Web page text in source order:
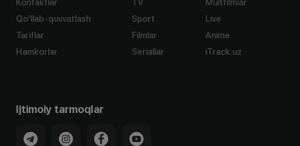
Kontaktlar
Qo'llab-quvvatlash
Tariflar
Hamkorlar
TV
Sport
Filmlar
Seriallar
Multfilmlar
Live
Anime
iTrack.uz
Ijtimoiy tarmoqlar